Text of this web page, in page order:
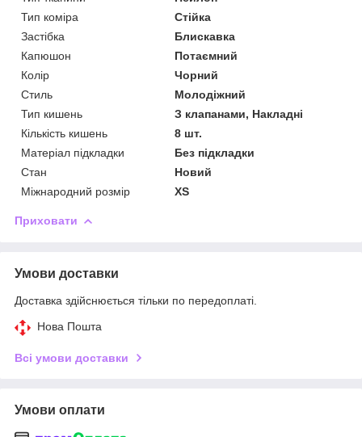
Тип коміра
Стійка
Застібка
Блискавка
Капюшон
Потаємний
Колір
Чорний
Стиль
Молодіжний
Тип кишень
З клапанами, Накладні
Кількість кишень
8 шт.
Матеріал підкладки
Без підкладки
Стан
Новий
Міжнародний розмір
XS
Приховати
Умови доставки
Доставка здійснюється тільки по передоплаті.
Нова Пошта
Всі умови доставки
Умови оплати